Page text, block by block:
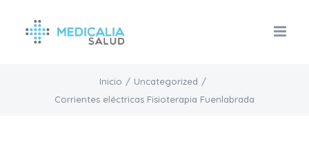
Inicio / Uncategorized /
Corrientes eléctricas Fisioterapia Fuenlabrada